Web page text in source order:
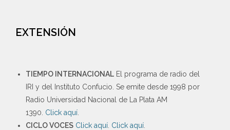
EXTENSIÓN
TIEMPO INTERNACIONAL El programa de radio del
IRI y del Instituto Confucio. Se emite desde 1998 por
Radio Universidad Nacional de La Plata AM
1390. Click aquí
CICLO VOCES Click aquí Click aquí